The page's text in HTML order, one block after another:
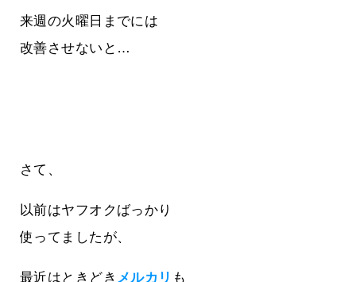
来週の火曜日までには
改善させないと…
さて、
以前はヤフオクばっかり
使ってましたが、
最近はときどき メルカリ も